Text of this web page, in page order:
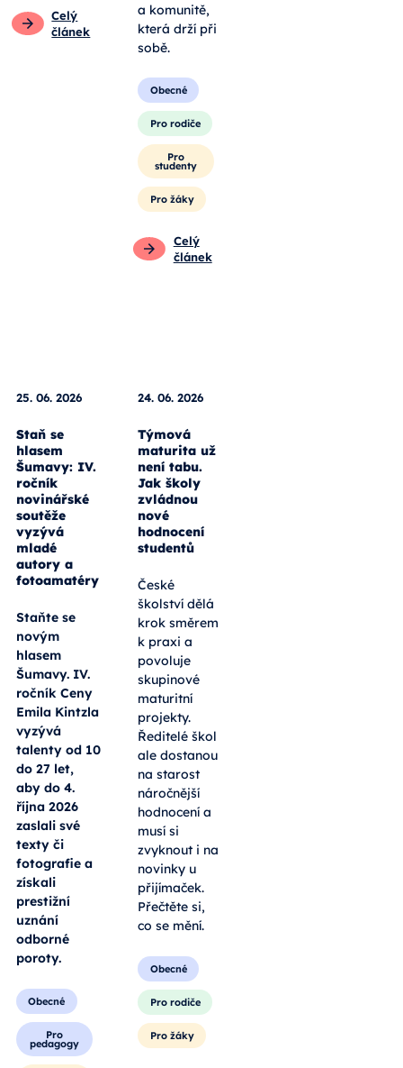
Celý
článek
a komunitě,
která drží při
sobě.
Obecné
Pro rodiče
Pro
studenty
Pro žáky
Celý
článek
25. 06. 2026
Staň se
hlasem
Šumavy: IV.
ročník
novinářské
soutěže
vyzývá
mladé
autory a
fotoamatéry
Staňte se
novým
hlasem
Šumavy. IV.
ročník Ceny
Emila Kintzla
vyzývá
talenty od 10
do 27 let,
aby do 4.
října 2026
zaslali své
texty či
fotografie a
získali
prestižní
uznání
odborné
poroty.
Obecné
Pro
pedagogy
24. 06. 2026
Týmová
maturita už
není tabu.
Jak školy
zvládnou
nové
hodnocení
studentů
České
školství dělá
krok směrem
k praxi a
povoluje
skupinové
maturitní
projekty.
Ředitelé škol
ale dostanou
na starost
náročnější
hodnocení a
musí si
zvyknout i na
novinky u
přijímaček.
Přečtěte si,
co se mění.
Obecné
Pro rodiče
Pro žáky